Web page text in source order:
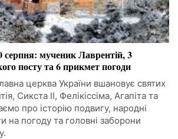
серпня: мученик Лаврентій, 3
посту та 6 прикмет погоди
церква України вшановує святих
Сикста II, Фелікіссіма, Агапіта та
про історію подвигу, народні
на погоду та головні заборони